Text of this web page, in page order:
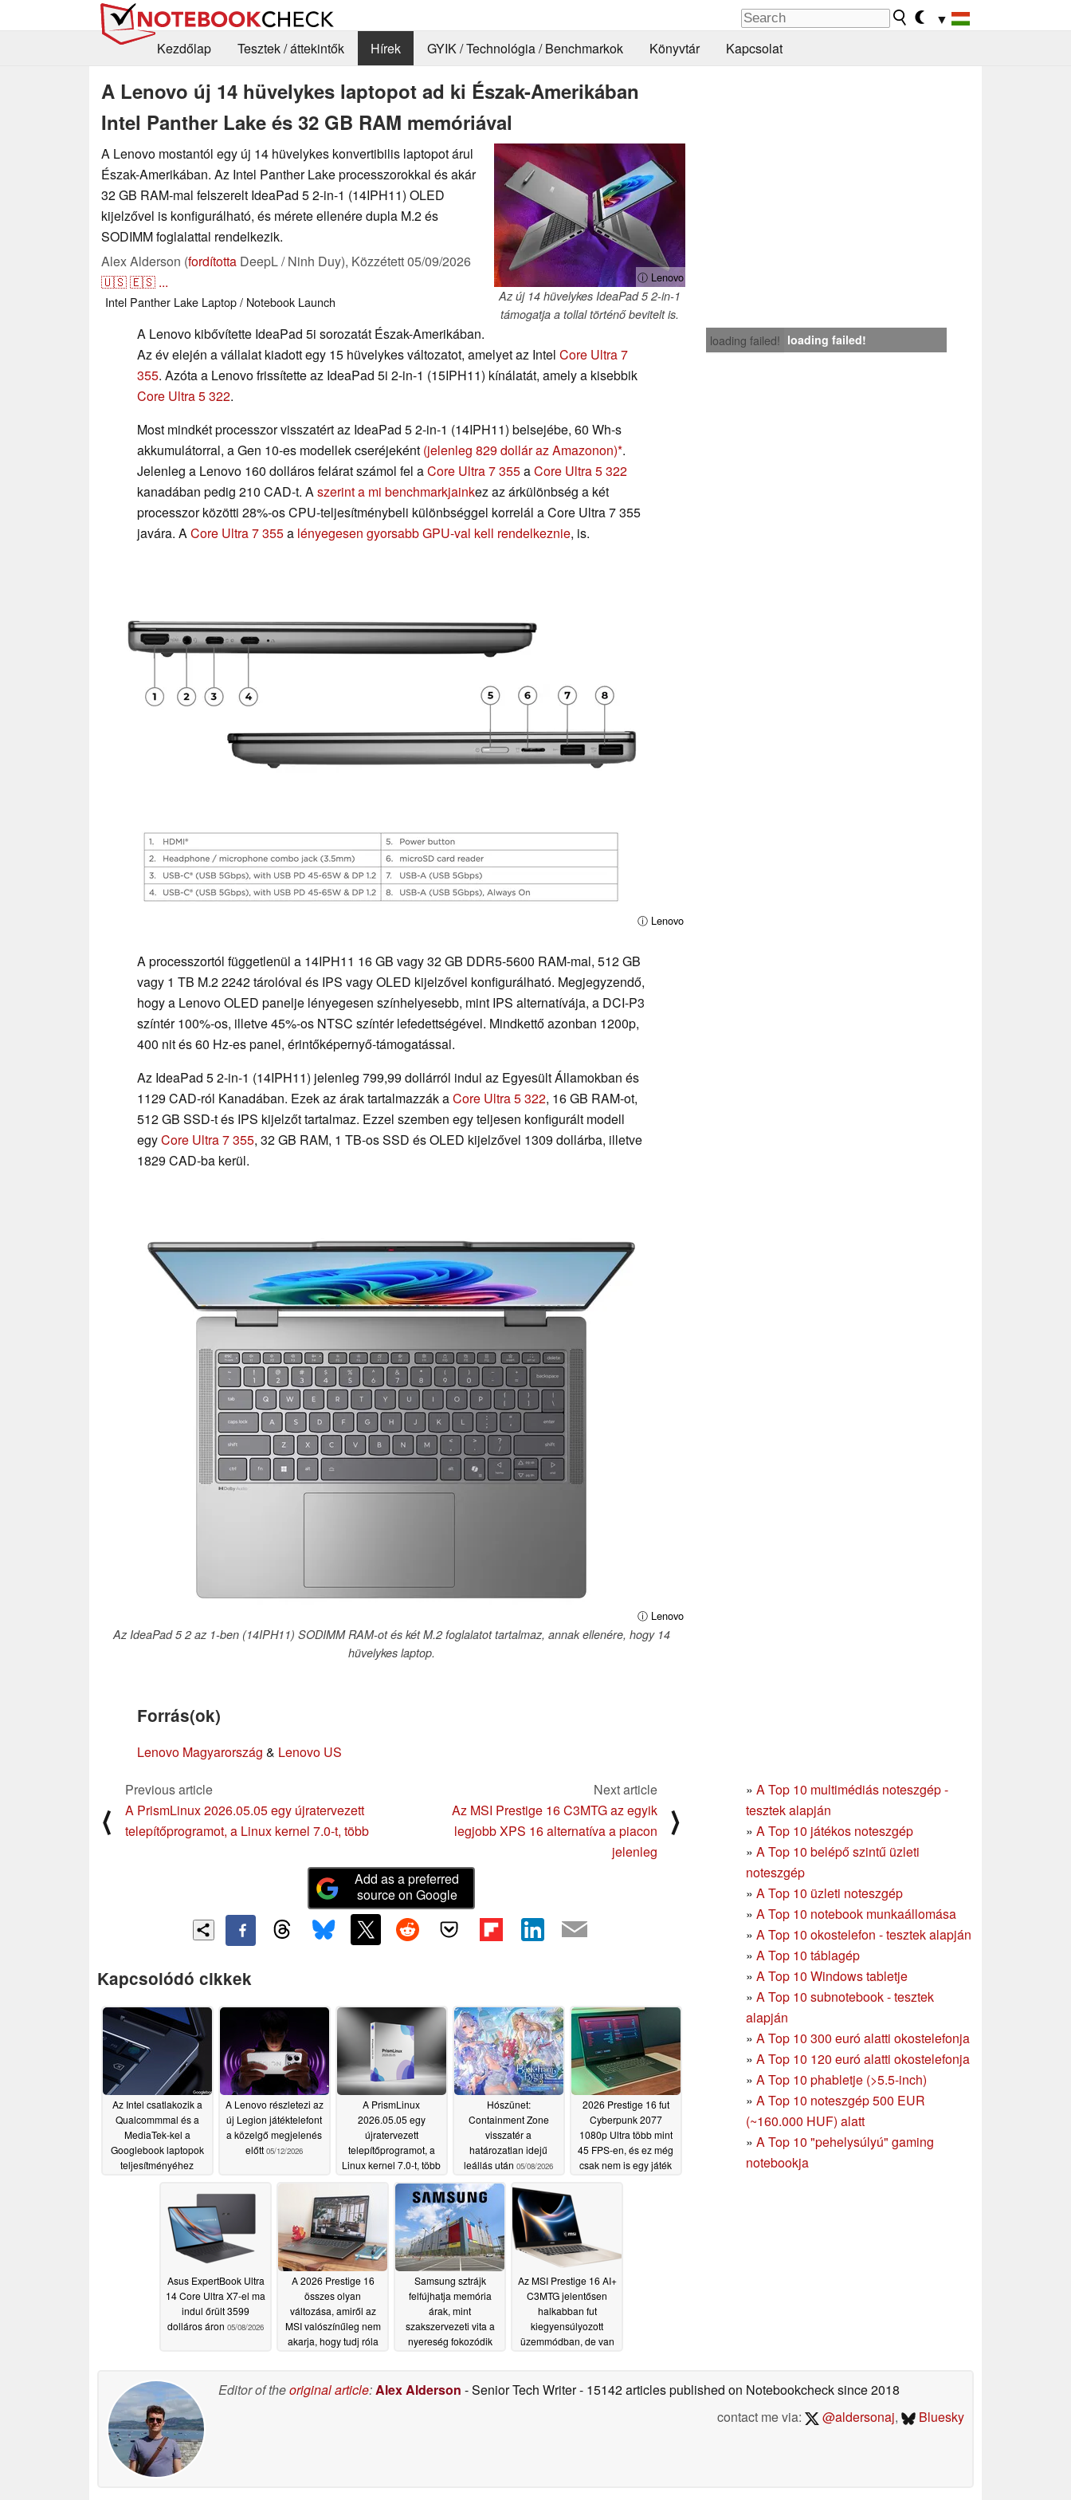
▼
Kezdőlap
Tesztek / áttekintők Hírek GYIK / Technológia / Benchmarkok Könyvtár Kapcsolat
A Lenovo új 14 hüvelykes laptopot ad ki Észak-Amerikában
Intel Panther Lake és 32 GB RAM memóriával
ⓘ Lenovo
Az új 14 hüvelykes IdeaPad 5 2-in-1
támogatja a tollal történő bevitelt is.
A Lenovo mostantól egy új 14 hüvelykes konvertibilis laptopot árul
Észak-Amerikában. Az Intel Panther Lake processzorokkal és akár
32 GB RAM-mal felszerelt IdeaPad 5 2-in-1 (14IPH11) OLED
kijelzővel is konfigurálható, és mérete ellenére dupla M.2 és
SODIMM foglalattal rendelkezik.
Alex Alderson (fordította DeepL / Ninh Duy), Közzétett05/09/2026
🇺🇸🇪🇸 ...
Intel Panther Lake Laptop / Notebook Launch
loading failed! loading failed!
A Lenovo kibővítette IdeaPad 5i sorozatát Észak-Amerikában.
Az év elején a vállalat kiadott egy 15 hüvelykes változatot, amelyet az Intel Core Ultra 7
355. Azóta a Lenovo frissítette az IdeaPad 5i 2-in-1 (15IPH11) kínálatát, amely a kisebbik
Core Ultra 5 322.
Most mindkét processzor visszatért az IdeaPad 5 2-in-1 (14IPH11) belsejébe, 60 Wh-s
akkumulátorral, a Gen 10-es modellek cseréjeként (jelenleg 829 dollár az Amazonon) .
Jelenleg a Lenovo 160 dolláros felárat számol fel aCore Ultra 7 355aCore Ultra 5 322
kanadában pedig 210 CAD-t. Aszerint a mi benchmarkjainkez az árkülönbség a két
processzor közötti 28%-os CPU-teljesítménybeli különbséggel korrelál a Core Ultra 7 355
javára. ACore Ultra 7 355a lényegesen gyorsabb GPU-val kell rendelkeznie, is.
ⓘ Lenovo
A processzortól függetlenül a 14IPH11 16 GB vagy 32 GB DDR5-5600 RAM-mal, 512 GB
vagy 1 TB M.2 2242 tárolóval és IPS vagy OLED kijelzővel konfigurálható. Megjegyzendő,
hogy a Lenovo OLED panelje lényegesen színhelyesebb, mint IPS alternatívája, a DCI-P3
színtér 100%-os, illetve 45%-os NTSC színtér lefedettségével. Mindkettő azonban 1200p,
400 nit és 60 Hz-es panel, érintőképernyő-támogatással.
Az IdeaPad 5 2-in-1 (14IPH11) jelenleg 799,99 dollárról indul az Egyesült Államokban és
1129 CAD-ról Kanadában. Ezek az árak tartalmazzák aCore Ultra 5 322, 16 GB RAM-ot,
512 GB SSD-t és IPS kijelzőt tartalmaz. Ezzel szemben egy teljesen konfigurált modell
egyCore Ultra 7 355, 32 GB RAM, 1 TB-os SSD és OLED kijelzővel 1309 dollárba, illetve
1829 CAD-ba kerül.
ⓘ Lenovo
Az IdeaPad 5 2 az 1-ben (14IPH11) SODIMM RAM-ot és két M.2 foglalatot tartalmaz, annak ellenére, hogy 14
hüvelykes laptop.
Forrás(ok)
Lenovo Magyarország & Lenovo US
» A Top 10 multimédiás noteszgép -
tesztek alapján
» A Top 10 játékos noteszgép
» A Top 10 belépő szintű üzleti
noteszgép
» A Top 10 üzleti noteszgép
» A Top 10 notebook munkaállomása
» A Top 10 okostelefon - tesztek alapján
» A Top 10 táblagép
» A Top 10 Windows tabletje
» A Top 10 subnotebook - tesztek
alapján
» A Top 10 300 euró alatti okostelefonja
» A Top 10 120 euró alatti okostelefonja
» A Top 10 phabletje (>5.5-inch)
» A Top 10 noteszgép 500 EUR
(~160.000 HUF) alatt
» A Top 10 "pehelysúlyú" gaming
notebookja
⟨
Previous article
A PrismLinux 2026.05.05 egy újratervezett
telepítőprogramot, a Linux kernel 7.0-t, több
Next article
Az MSI Prestige 16 C3MTG az egyik
legjobb XPS 16 alternatíva a piacon
jelenleg
⟩
Add as a preferred
source on Google
Kapcsolódó cikkek
Az Intel csatlakozik a
Qualcommmal és a
MediaTek-kel a
Googlebook laptopok
teljesítményéhez
A Lenovo részletezi az
új Legion játéktelefont
a közelgő megjelenés
előtt 05/12/2026
A PrismLinux
2026.05.05 egy
újratervezett
telepítőprogramot, a
Linux kernel 7.0-t, több
05/08/2026
Hószünet:
Containment Zone
visszatér a
határozatlan idejű
leállás után 05/08/2026
2026 Prestige 16 fut
Cyberpunk 2077
1080p Ultra több mint
45 FPS-en, és ez még
csak nem is egy játék
Asus ExpertBook Ultra
14 Core Ultra X7-el ma
indul őrült 3599
dolláros áron 05/08/2026
A 2026 Prestige 16
összes olyan
változása, amiről az
MSI valószínűleg nem
akarja, hogy tudj róla
Samsung sztrájk
felfújhatja memória
árak, mint
szakszervezeti vita a
nyereség fokozódik
Az MSI Prestige 16 AI+
C3MTG jelentősen
halkabban fut
kiegyensúlyozott
üzemmódban, de van
Editor of theoriginal article:Alex Alderson - Senior Tech Writer- 15142 articles published on Notebookchecksince 2018
contact me via:
@aldersonaj, Bluesky